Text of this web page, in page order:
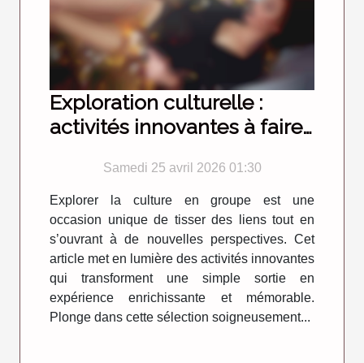
Exploration culturelle :
activités innovantes à faire
Samedi 25 avril 2026 01:30
Explorer la culture en groupe est une
occasion unique de tisser des liens tout en
s’ouvrant à de nouvelles perspectives. Cet
article met en lumière des activités innovantes
qui transforment une simple sortie en
expérience enrichissante et mémorable.
Plonge dans cette sélection soigneusement...